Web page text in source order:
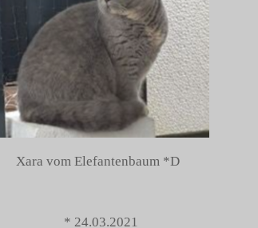
Xara vom Elefantenbaum *D
* 24.03.2021